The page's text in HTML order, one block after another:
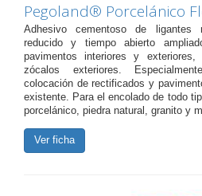
Pegoland® Porcelánico
Adhesivo cementoso de ligantes
reducido y tiempo abierto
pavimentos interiores y exteriores,
zócalos exteriores.
colocación de rectificados y
existente. Para el encolado de todo
porcelánico, piedra natural, granito y
Ver ficha